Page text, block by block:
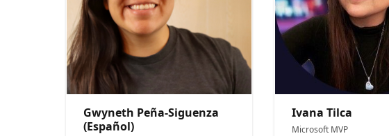
Gwyneth Peña-Siguenza
(Español)
Ivana Tilca
Microsoft MVP